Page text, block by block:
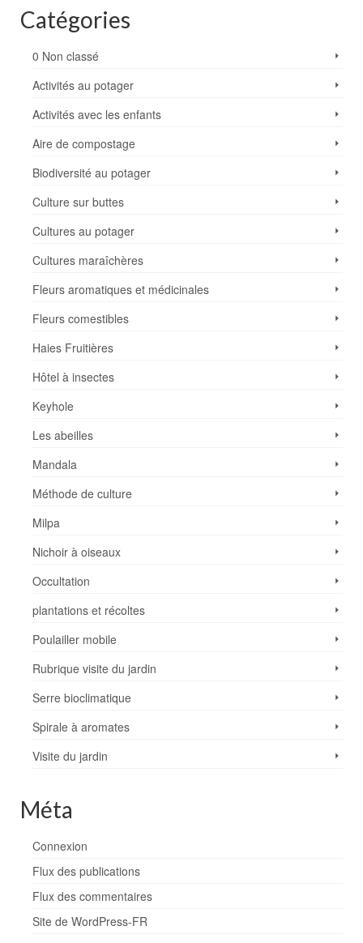
Catégories
0 Non classé
Activités au potager
Activités avec les enfants
Aire de compostage
Biodiversité au potager
Culture sur buttes
Cultures au potager
Cultures maraîchères
Fleurs aromatiques et médicinales
Fleurs comestibles
Haies Fruitières
Hôtel à insectes
Keyhole
Les abeilles
Mandala
Méthode de culture
Milpa
Nichoir à oiseaux
Occultation
plantations et récoltes
Poulailler mobile
Rubrique visite du jardin
Serre bioclimatique
Spirale à aromates
Visite du jardin
Méta
Connexion
Flux des publications
Flux des commentaires
Site de WordPress-FR